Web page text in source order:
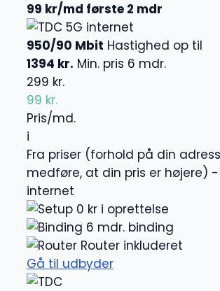
99 kr/md første 2 mdr
5G internet
950/90 Mbit Hastighed op til
1394 kr. Min. pris 6 mdr.
299 kr.
99 kr.
Pris/md.
i
Fra priser (forhold på din
medføre, at din pris er højere) -
internet
0 kr i oprettelse
6 mdr. binding
Router inkluderet
Gå til udbyder